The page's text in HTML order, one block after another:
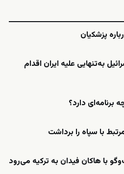
پزشکیان
به‌تنهایی علیه ایران اقدام
دارد؟
با سپاه را برداشت
با هاکان فیدان به ترکیه می‌رود